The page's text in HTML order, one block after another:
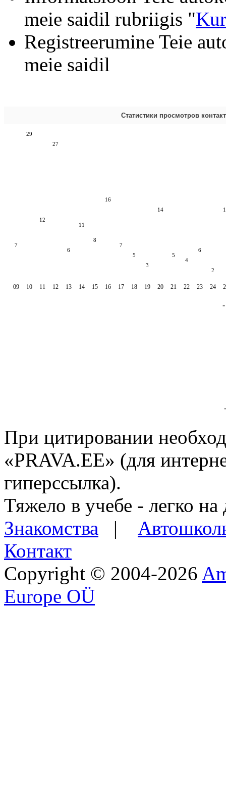
meie saidil rubriigis "
Registreerumine Teie
meie saidil
Статистики просмотров
7
09
29
10
12
11
27
12
6
13
11
14
8
15
16
16
7
17
5
18
3
19
14
20
5
21
4
22
6
23
2
24
При цитировании
«PRAVA.EE» (для
гиперссылка).
Тяжело в учебе - легко на
Знакомства |
Контакт
Copyright © 2004-2026
Europe OÜ